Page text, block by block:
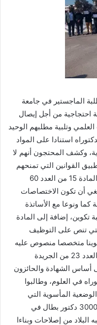
الماجستير في جامعة
احتجاجية من أجل إيصال
وتلبية مطلبهم الوحيد
استنادا على المواد
وكشف المحتجون أنهم لا
القوانين التي تمنحهم
الحق في التوظيف المباشر على غرار المادة 15 من العدد 60
أن تكون الاختصاصات
كما ونوعا مع الأساتذة
تكوين، إضافة إلى المادة
العدد 47 الصادرة سنة 2006 التي تنص على التوظيف
متخصصا منصوص عليه
في القوانين الأساسية والمادة 34 من العدد 23 من الجريدة
الشهادة والحائزون
في العلوم، وطالبوا
المأسوية التي
يتواجد فيها “الدكاترة” حاليا حيث يوجد 3000 دكتور بطال في
البلاد من إصلاحات وبناءا